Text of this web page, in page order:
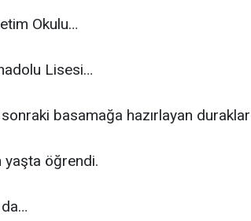
Okulu…
Lisesi…
basamağa hazırlayan
yaşta öğrendi.